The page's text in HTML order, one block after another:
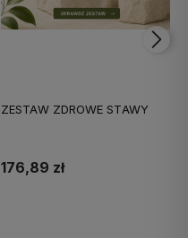
ZESTAW ZDROWE STAWY
176,89 zł